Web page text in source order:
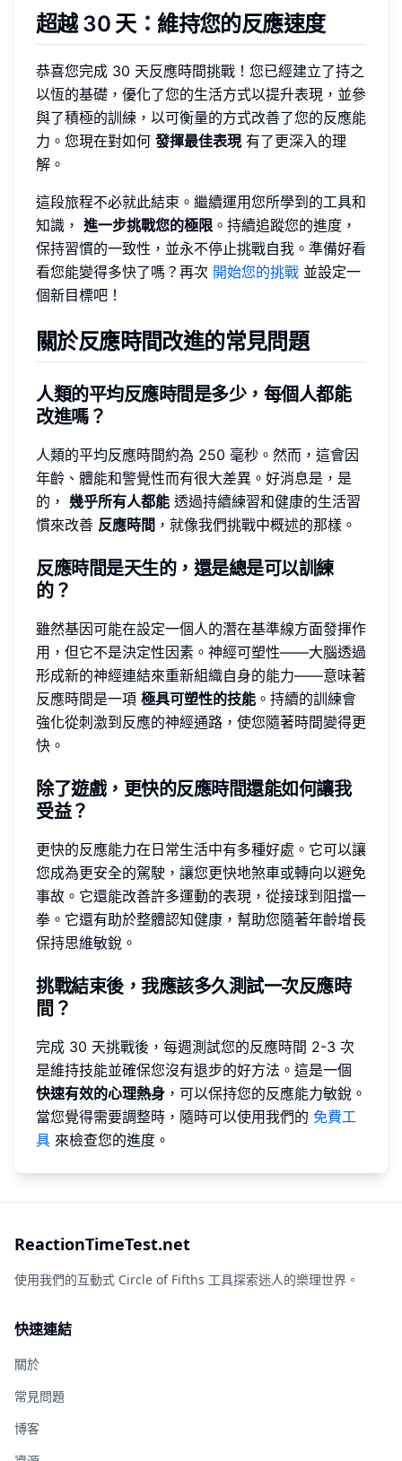
超越 30 天：維持您的反應速度
恭喜您完成 30 天反應時間挑戰！您已經建立了持之
以恆的基礎，優化了您的生活方式以提升表現，並參
與了積極的訓練，以可衡量的方式改善了您的反應能
力。您現在對如何 發揮最佳表現有了更深入的理
解。
這段旅程不必就此結束。繼續運用您所學到的工具和
知識， 進一步挑戰您的極限 。持續追蹤您的進度，
保持習慣的一致性，並永不停止挑戰自我。準備好看
看您能變得多快了嗎？再次 開始您的挑戰 並設定一
個新目標吧！
關於反應時間改進的常見問題
人類的平均反應時間是多少，每個人都能
改進嗎？
人類的平均反應時間約為 250 毫秒。然而，這會因
年齡、體能和警覺性而有很大差異。好消息是，是
的， 幾乎所有人都能 透過持續練習和健康的生活習
慣來改善 反應時間 ，就像我們挑戰中概述的那樣。
反應時間是天生的，還是總是可以訓練
的？
雖然基因可能在設定一個人的潛在基準線方面發揮作
用，但它不是決定性因素。神經可塑性——大腦透過
形成新的神經連結來重新組織自身的能力——意味著
反應時間是一項 極具可塑性的技能 。持續的訓練會
強化從刺激到反應的神經通路，使您隨著時間變得更
快。
除了遊戲，更快的反應時間還能如何讓我
受益？
更快的反應能力在日常生活中有多種好處。它可以讓
您成為更安全的駕駛，讓您更快地煞車或轉向以避免
事故。它還能改善許多運動的表現，從接球到阻擋一
拳。它還有助於整體認知健康，幫助您隨著年齡增長
保持思維敏銳。
挑戰結束後，我應該多久測試一次反應時
間？
完成 30 天挑戰後，每週測試您的反應時間 2-3 次
是維持技能並確保您沒有退步的好方法。這是一個
快速有效的心理熱身 ，可以保持您的反應能力敏銳。
當您覺得需要調整時，隨時可以使用我們的 免費工
具 來檢查您的進度。
ReactionTimeTest.net
使用我們的互動式 Circle of Fifths 工具探索迷人的樂理世界。
快速連結
關於
常見問題
博客